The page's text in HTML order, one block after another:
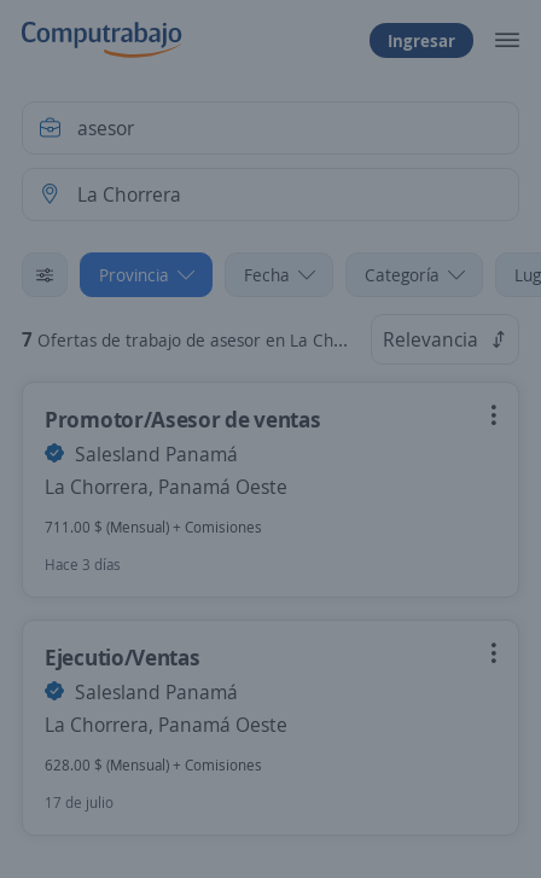
Ingresar
Provincia Fecha Categoría
7 Ofertas de trabajo de asesor en La Chorrera, Panamá Oeste Relevancia
Promotor/Asesor de ventas
Salesland Panamá
La Chorrera, Panamá Oeste
711.00 $ (Mensual) + Comisiones
Hace 3 días
Ejecutio/Ventas
Salesland Panamá
La Chorrera, Panamá Oeste
628.00 $ (Mensual) + Comisiones
17 de julio